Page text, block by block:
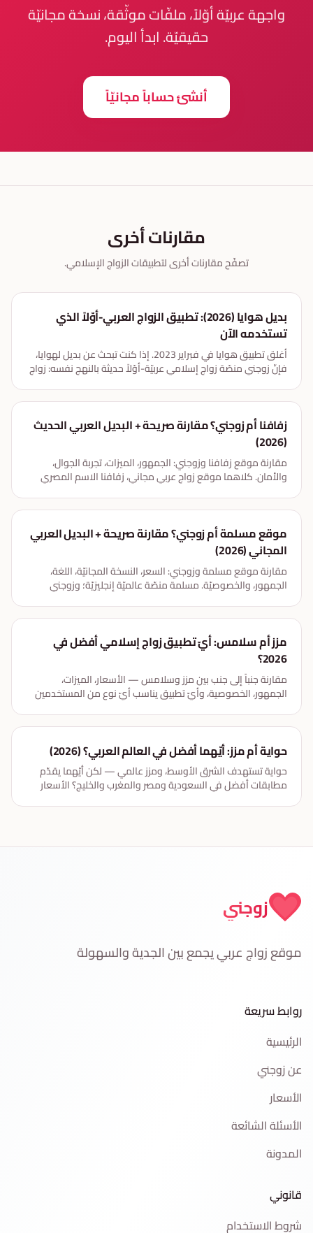
واجهة عربيّة أوّلاً، ملفّات موثّقة، نسخة مجانيّة
حقيقيّة. ابدأ اليوم.
أنشئ حساباً مجانيّاً
مقارنات أخرى
تصفّح مقارنات أخرى لتطبيقات الزواج الإسلامي.
بديل هوايا (2026): تطبيق الزواج العربي-أوّلاً الذي
تستخدمه الآن
أغلق تطبيق هوايا في فبراير 2023. إذا كنت تبحث عن بديل لهوايا،
فإنّ زوجني منصّة زواج إسلامي عربيّة-أوّلاً حديثة بالنهج نفسه: زواج
زفافنا أم زوجني؟ مقارنة صريحة + البديل العربي الحديث
(2026)
مقارنة موقع زفافنا وزوجني: الجمهور، الميزات، تجربة الجوال،
والأمان. كلاهما موقع زواج عربي مجاني، زفافنا الاسم المصري
ووصول عربي أوسع.
موقع مسلمة أم زوجني؟ مقارنة صريحة + البديل العربي
المجاني (2026)
مقارنة موقع مسلمة وزوجني: السعر، النسخة المجانيّة، اللغة،
الجمهور، والخصوصيّة. مسلمة منصّة عالميّة إنجليزيّة؛ وزوجني
مزز أم سلامس: أيّ تطبيق زواج إسلامي أفضل في
2026؟
مقارنة جنباً إلى جنب بين مزز وسلامس — الأسعار، الميزات،
الجمهور، الخصوصية، وأيّ تطبيق يناسب أيّ نوع من المستخدمين
حواية أم مزز: أيّهما أفضل في العالم العربي؟ (2026)
حواية تستهدف الشرق الأوسط، ومزز عالمي — لكن أيّهما يقدّم
مطابقات أفضل في السعودية ومصر والمغرب والخليج؟ الأسعار
زوجني
موقع زواج عربي يجمع بين الجدية والسهولة
روابط سريعة
الرئيسية
عن زوجني
الأسعار
الأسئلة الشائعة
المدونة
قانوني
شروط الاستخدام